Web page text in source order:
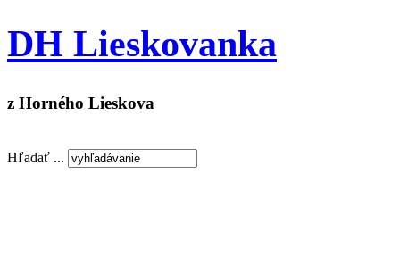
DH Lieskovanka
z Horného Lieskova
Hľadať ...